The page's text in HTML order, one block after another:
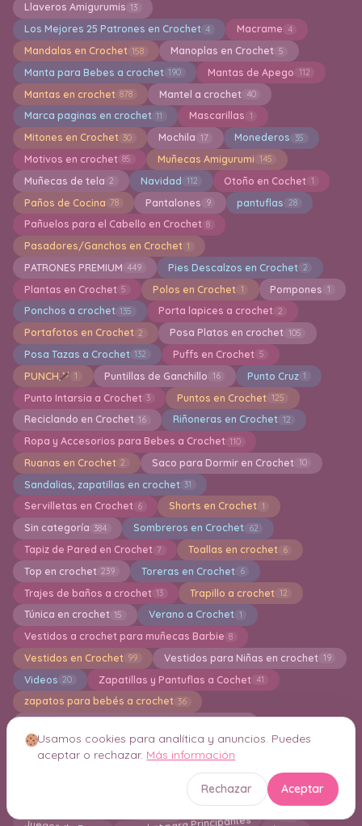
Llaveros Amigurumis 13
Los Mejores 25 Patrones en Crochet 4 Macrame 4
Mandalas en Crochet 158 Manoplas en Crochet 5
Manta para Bebes a crochet 190 Mantas de Apego 112
Mantas en crochet 878 Mantel a crochet 40
Marca paginas en crochet 11 Mascarillas 1
Mitones en Crochet 30 Mochila 17 Monederos 35
Motivos en crochet 85 Muñecas Amigurumi 145
Muñecas de tela 2 Navidad 112 Otoño en Cochet 1
Paños de Cocina 78 Pantalones 9 pantuflas 28
Pañuelos para el Cabello en Crochet 8
Pasadores/Ganchos en Crochet 1
PATRONES PREMIUM 449 Pies Descalzos en Crochet 2
Plantas en Crochet 5 Polos en Crochet 1 Pompones 1
Ponchos a crochet 135 Porta lapices a crochet 2
Portafotos en Crochet 2 Posa Platos en crochet 105
Posa Tazas a Crochet 132 Puffs en Crochet 5
PUNCH 1 Puntillas de Ganchillo 16 Punto Cruz 1
Punto Intarsia a Crochet 3 Puntos en Crochet 125
Reciclando en Crochet 16 Riñoneras en Crochet 12
Ropa y Accesorios para Bebes a Crochet 110
Ruanas en Crochet 2 Saco para Dormir en Crochet 10
Sandalias, zapatillas en crochet 31
Servilletas en Crochet 6 Shorts en Crochet 1
Sin categoría 384 Sombreros en Crochet 62
Tapiz de Pared en Crochet 7 Toallas en crochet 6
Top en crochet 239 Toreras en Crochet 6
Trajes de baños a crochet 13 Trapillo a crochet 12
Túnica en crochet 15 Verano a Crochet 1
Vestidos a crochet para muñecas Barbie 8
Vestidos en Crochet 99 Vestidos para Niñas en crochet 19
Videos 20 Zapatillas y Pantuflas a Cochet 41
zapatos para bebés a crochet 36
Bisutería en Crochet
Usamos cookies para analítica y anuncios. Puedes
aceptar o rechazar. Más información
Rechazar Aceptar